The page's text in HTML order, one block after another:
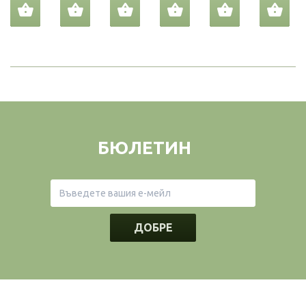
БЮЛЕТИН
ДОБРЕ